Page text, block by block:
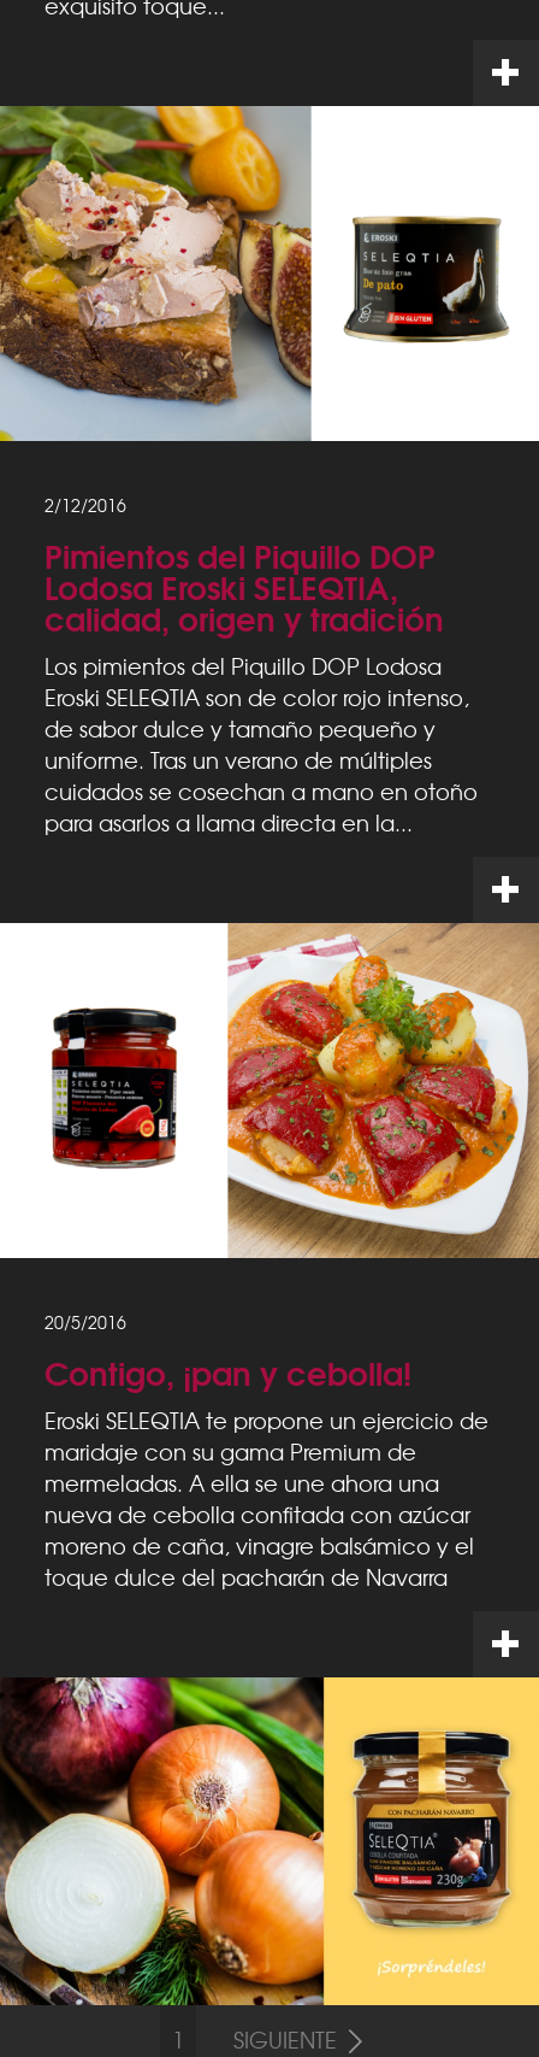
2/12/2016
Pimientos del Piquillo DOP
Lodosa Eroski SELEQTIA,
calidad, origen y tradición
Los pimientos del Piquillo DOP Lodosa
Eroski SELEQTIA son de color rojo intenso,
de sabor dulce y tamaño pequeño y
uniforme. Tras un verano de múltiples
cuidados se cosechan a mano en otoño
para asarlos a llama directa en la...
20/5/2016
Contigo, ¡pan y cebolla!
Eroski SELEQTIA te propone un ejercicio de
maridaje con su gama Premium de
mermeladas. A ella se une ahora una
nueva de cebolla confitada con azúcar
moreno de caña, vinagre balsámico y el
toque dulce del pacharán de Navarra
1 SIGUIENTE